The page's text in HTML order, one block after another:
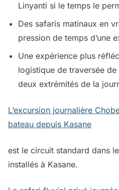
Linyanti si le temps le
Des safaris matinaux en
pression de temps d’une
Une expérience plus
logistique de traversée
deux extrémités de la
L’excursion journalière
bateau depuis Kasane
est le circuit standard dans
installés à Kasane.